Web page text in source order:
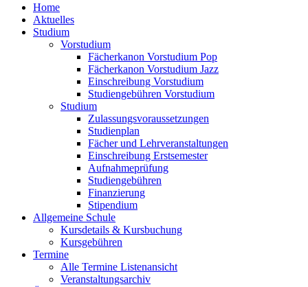
Home
Aktuelles
Studium
Vorstudium
Fächerkanon Vorstudium Pop
Fächerkanon Vorstudium Jazz
Einschreibung Vorstudium
Studiengebühren Vorstudium
Studium
Zulassungsvoraussetzungen
Studienplan
Fächer und Lehrveranstaltungen
Einschreibung Erstsemester
Aufnahmeprüfung
Studiengebühren
Finanzierung
Stipendium
Allgemeine Schule
Kursdetails & Kursbuchung
Kursgebühren
Termine
Alle Termine Listenansicht
Veranstaltungsarchiv